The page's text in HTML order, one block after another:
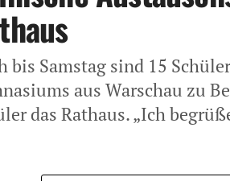
bis Samstag sind 15
aus Warschau zu
das Rathaus. „Ich